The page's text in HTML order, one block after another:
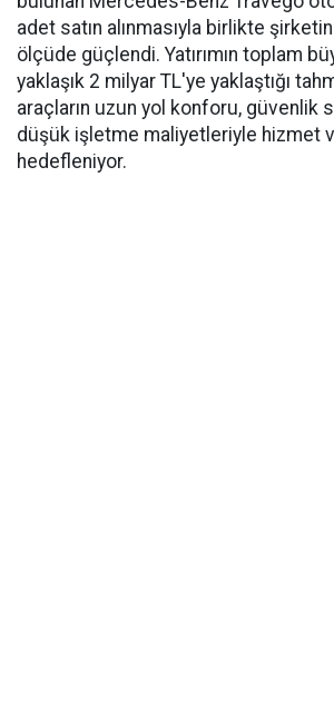
adet satın alınmasıyla birlikte
ölçüde güçlendi. Yatırımın toplam
yaklaşık 2 milyar TL'ye yaklaştığı
araçların uzun yol konforu, güvenlik
düşük işletme maliyetleriyle hizmet
hedefleniyor.